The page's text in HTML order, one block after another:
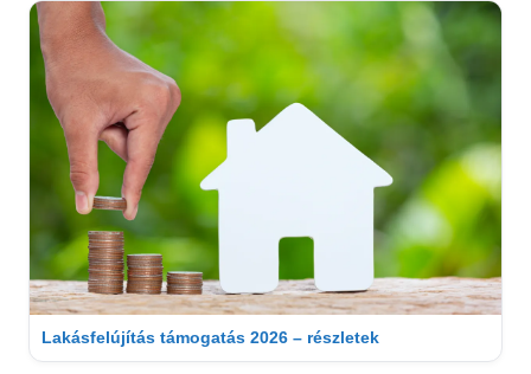
Lakásfelújítás támogatás 2026 – részletek